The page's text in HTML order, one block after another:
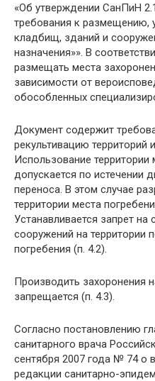
«Об утверждении СанПиН
требования к размещению,
кладбищ, зданий и
назначения»». В
размещать места
зависимости от
обособленных
Документ содержит
рекультивацию территорий
Использование территории
допускается по истечении
переноса. В этом случае
территории места
Устанавливается запрет на
сооружений на территории
погребения (п. 4.2).
Производить захоронения
запрещается (п. 4.3).
Согласно постановлению
санитарного врача
сентября 2007 года № 74 о
редакции санитарно-